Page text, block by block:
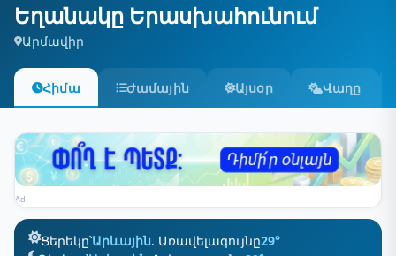
Եղանակը Երասխահունում
Արմավիր
Հիմա Ժամային Այսօր Վաղը
Ad
Ցերեկը՝Արևային. Առավելագույնը29°